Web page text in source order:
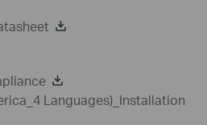
Languages)_Installation